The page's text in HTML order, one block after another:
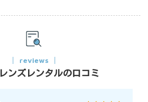
reviews
ンズレンタルの口コミ